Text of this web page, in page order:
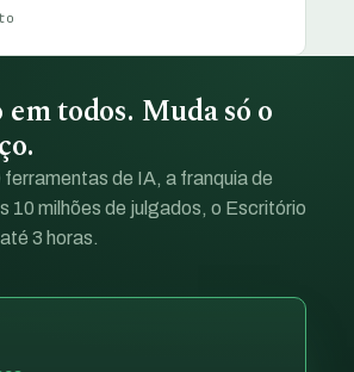
em todos. Muda só o
de IA, a franquia de
10 milhões de julgados, o Escritório
3 horas.